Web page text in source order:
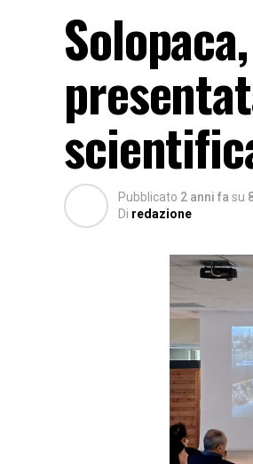
Pubblicato 2 anni fa su
Di redazione